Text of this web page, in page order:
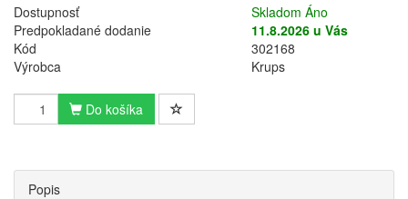
Dostupnosť
Skladom Áno
Predpokladané dodanie
11.8.2026 u Vás
Kód
302168
Výrobca
Krups
Do košíka
Popis